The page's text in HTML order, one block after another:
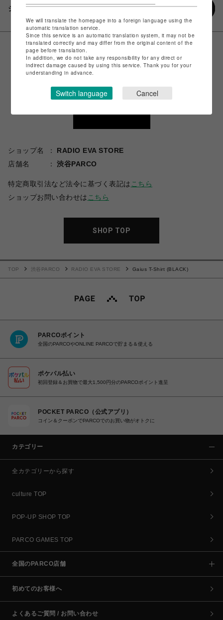
シェアする
ショップ名
RADIO EVA STORE
店舗名
渋谷PARCO
特定商取引法など法令に基づく表記は こちら
ショップお問い合わせは こちら
SHOP TOP
TOP 渋谷PARCO RADIO EVA STORE Gaius T-Shirt (BLACK)
PARCOポイント
全国のPARCOやONLINE PARCOで貯まる＆使える
ポケパル払い
初回登録＆お買物で最大1,500円分のPARCOポイント進呈
POCKET PARCO（公式アプリ）
コイン＆クーポンでPARCOでのお買い物がオトクに
カテゴリー
全カテゴリーから探す
culture TOP
POP-UP SHOP TOP
PARCO GAMES TOP
全国のPARCO店舗
初めてのお客様へ
よくあるご質問 / お問い合わせ
We will translate the homepage into a foreign language using the
automatic translation service.
Since this service is an automatic translation system, it may not be
translated correctly and may differ from the original content of the
page before translation.
In addition, we do not take any responsibility for any direct or
indirect damage caused by using this service. Thank you for your
understanding in advance.
Switch language Cancel